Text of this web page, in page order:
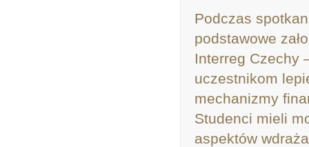
Podczas
podstawowe
Interreg Czechy
uczestnikom
mechanizmy
Studenci mieli
aspektów